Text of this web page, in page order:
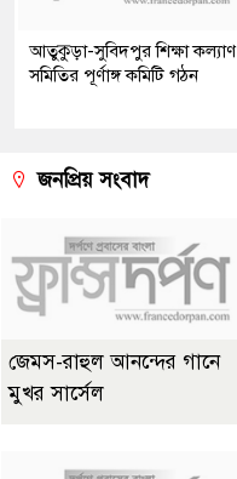
আতুকুড়া-সুবিদপুর শিক্ষা কল্যাণ
সমিতির পূর্ণাঙ্গ কমিটি গঠন
জনপ্রিয় সংবাদ
জেমস-রাহুল আনন্দের গানে
মুখর সার্সেল